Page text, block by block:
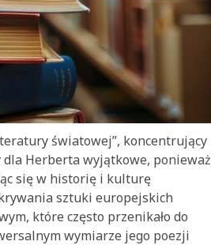
światowej”, koncentrujący
dla Herberta wyjątkowe, ponieważ
się w historię i kulturę
sztuki europejskich
które często przenikało do
wymiarze jego poezji